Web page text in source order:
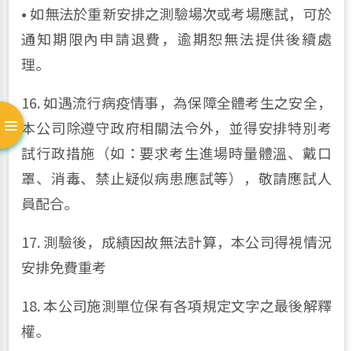
• 如無法於重新安排之測驗場次或考場應試，可於
通知期限內申請退費，逾期恕無法提供後續處
理。
16. 如遇流行病疫情事，為保障全體考生之安全，
本公司除遵守政府相關法令外，並得安排特別考
試行政措施（如：要求考生進場時量體溫、戴口
罩、消毒、禁止疑似病患應試等），敬請應試人
員配合。
17. 測驗後，成績因故無法計算，本公司得視情況
安排免費重考
18. 本公司施測單位保有各項規定文字之最後解釋
權。